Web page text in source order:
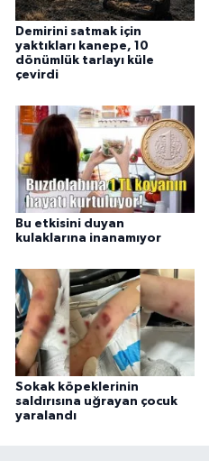
Demirini satmak için
yaktıkları kanepe, 10
dönümlük tarlayı küle
çevirdi
Bu etkisini duyan
kulaklarına inanamıyor
Sokak köpeklerinin
saldırısına uğrayan çocuk
yaralandı